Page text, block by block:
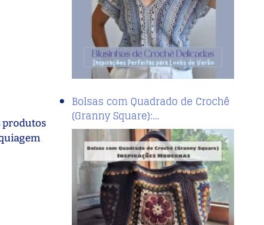
produtos
Bolsas com Quadrado de Crochê
(Granny Square):…